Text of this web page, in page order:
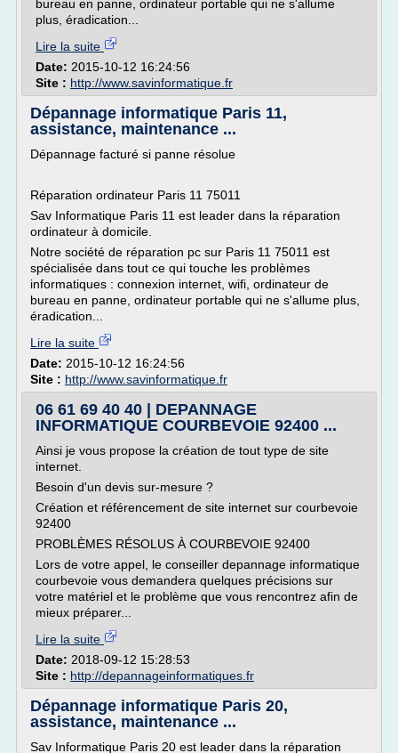
bureau en panne, ordinateur portable qui ne s'allume
plus, éradication...
Lire la suite
Date: 2015-10-12 16:24:56
Site : http://www.savinformatique.fr
Dépannage informatique Paris 11,
assistance, maintenance ...
Dépannage facturé si panne résolue
Réparation ordinateur Paris 11 75011
Sav Informatique Paris 11 est leader dans la réparation
ordinateur à domicile.
Notre société de réparation pc sur Paris 11 75011 est
spécialisée dans tout ce qui touche les problèmes
informatiques : connexion internet, wifi, ordinateur de
bureau en panne, ordinateur portable qui ne s'allume plus,
éradication...
Lire la suite
Date: 2015-10-12 16:24:56
Site : http://www.savinformatique.fr
06 61 69 40 40 | DEPANNAGE
INFORMATIQUE COURBEVOIE 92400 ...
Ainsi je vous propose la création de tout type de site
internet.
Besoin d'un devis sur-mesure ?
Création et référencement de site internet sur courbevoie
92400
PROBLÈMES RÉSOLUS À COURBEVOIE 92400
Lors de votre appel, le conseiller depannage informatique
courbevoie vous demandera quelques précisions sur
votre matériel et le problème que vous rencontrez afin de
mieux préparer...
Lire la suite
Date: 2018-09-12 15:28:53
Site : http://depannageinformatiques.fr
Dépannage informatique Paris 20,
assistance, maintenance ...
Sav Informatique Paris 20 est leader dans la réparation